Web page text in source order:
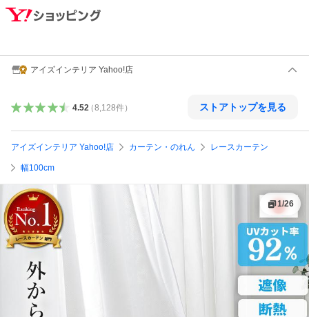
アイズインテリア Yahoo!店
4.52（8,128件） ストアトップを見る
アイズインテリア Yahoo!店 カーテン・のれん レースカーテン
幅100cm
1/26